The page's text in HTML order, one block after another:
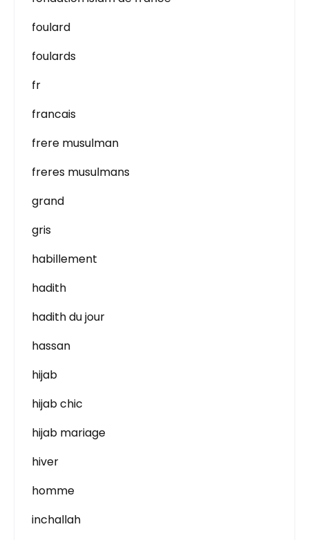
foulard
foulards
fr
francais
frere musulman
freres musulmans
grand
gris
habillement
hadith
hadith du jour
hassan
hijab
hijab chic
hijab mariage
hiver
homme
inchallah